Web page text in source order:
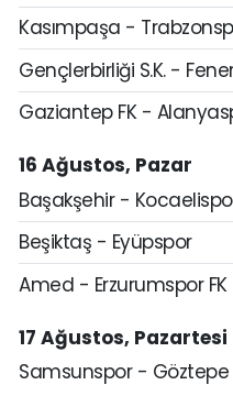
Kasımpaşa -
Gençlerbirliği S.K. -
Gaziantep FK -
16 Ağustos, Pazar
Başakşehir -
Beşiktaş - Eyüpspor
Amed - Erzurumspor FK
17 Ağustos, Pazartesi
Samsunspor - Göztepe